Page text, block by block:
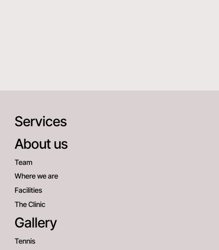
Services
About us
Team
Where we are
Facilities
The Clinic
Gallery
Tennis